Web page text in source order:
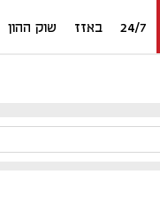
24/7 באזז שוק ההון